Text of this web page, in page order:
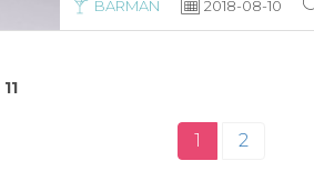
BARMAN 2018-08-10
11
1 2